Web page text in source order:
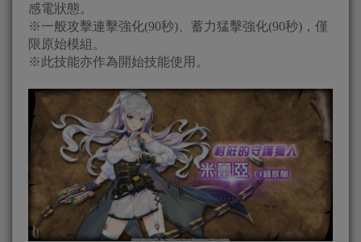
感電狀態。
※一般攻擊連擊強化(90秒)、蓄力猛擊強化(90秒)，僅
限原始模組。
※此技能亦作為開始技能使用。